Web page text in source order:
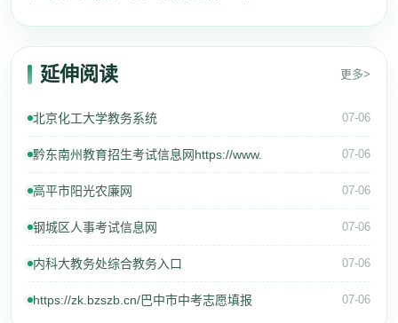
延伸阅读 更多>
北京化工大学教务系统 07-06
黔东南州教育招生考试信息网https://www. 07-06
高平市阳光农廉网 07-06
钢城区人事考试信息网 07-06
内科大教务处综合教务入口 07-06
https://zk.bzszb.cn/巴中市中考志愿填报 07-06